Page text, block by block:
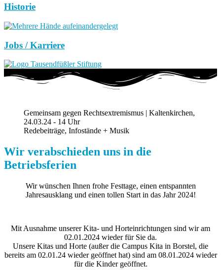
Historie
Jobs / Karriere
Gemeinsam gegen Rechtsextremismus | Kaltenkirchen,
24.03.24 - 14 Uhr
Redebeiträge, Infostände + Musik
Wir verabschieden uns in die
Betriebsferien
Wir wünschen Ihnen frohe Festtage, einen entspannten
Jahresausklang und einen tollen Start in das Jahr 2024!
Mit Ausnahme unserer Kita- und Horteinrichtungen sind wir am
02.01.2024 wieder für Sie da.
Unsere Kitas und Horte (außer die Campus Kita in Borstel, die
bereits am 02.01.24 wieder geöffnet hat) sind am 08.01.2024 wieder
für die Kinder geöffnet.